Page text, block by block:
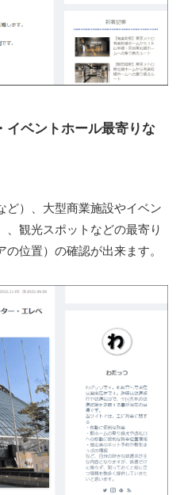
イベントホール最寄りな
ど）、大型商業施設やイベン
、観光スポットなどの最寄り
位置）の確認が出来ます。